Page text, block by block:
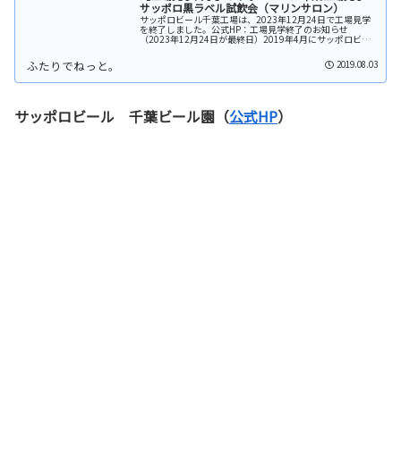
サッポロ黒ラベル試飲会（マリンサロン）
サッポロビール千葉工場は、2023年12月24日で工場見学
を終了しました。公式HP：工場見学終了のお知らせ
（2023年12月24日が最終日）2019年4月にサッポロビー
ル千葉工場へ工場見学に行ってきました。サッポロビール
2019.08.03
サッポロビール 千葉ビール園（公式HP）